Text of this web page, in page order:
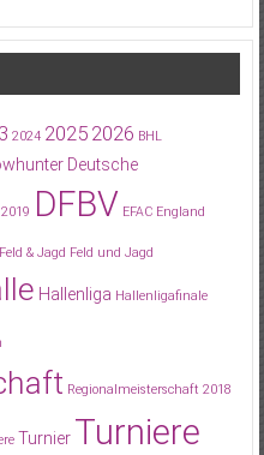
2024 2025 2026 BHL
Deutsche
DFBV EFAC England
Feld & Jagd Feld und Jagd
Hallenliga Hallenligafinale
Regionalmeisterschaft 2018
Turnier Turniere